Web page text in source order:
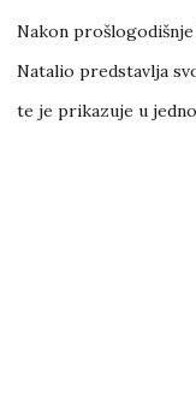
Nakon
Natalio predstavlja
te je prikazuje u